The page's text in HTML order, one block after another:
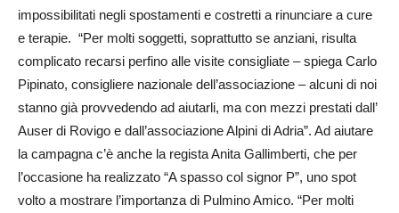
impossibilitati negli spostamenti e costretti a rinunciare a cure
e terapie. “Per molti soggetti, soprattutto se anziani, risulta
complicato recarsi perfino alle visite consigliate – spiega Carlo
Pipinato, consigliere nazionale dell’associazione – alcuni di noi
stanno già provvedendo ad aiutarli, ma con mezzi prestati dall’
Auser di Rovigo e dall’associazione Alpini di Ad­ria”. Ad aiutare
la campagna c’è anche la regista Anita Gal­limberti, che per
l’occasione ha realizzato “A spasso col signor P”, uno spot
volto a mostrare l’importanza di Pulm­ino Amico. “Per molti